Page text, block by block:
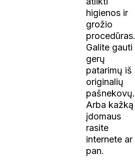
higienos ir
grožio
procedūras.
Galite gauti
gerų
patarimų iš
originalių
pašnekovų.
Arba kažką
įdomaus
rasite
internete ar
pan.